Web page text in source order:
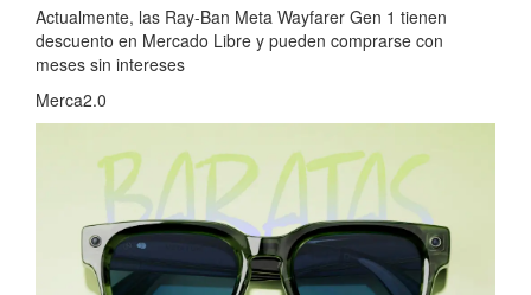
Actualmente, las Ray-Ban Meta Wayfarer Gen 1 tienen
descuento en Mercado Libre y pueden comprarse con
meses sin intereses
Merca2.0